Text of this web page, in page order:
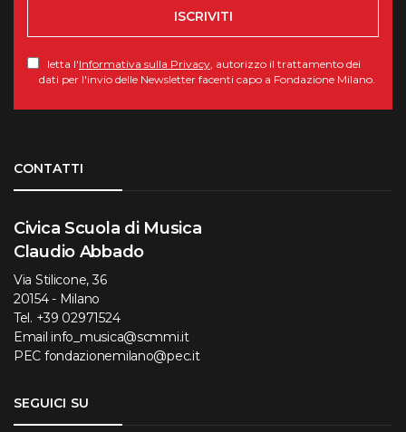
ISCRIVITI
letta l'Informativa sulla Privacy , autorizzo il trattamento dei
dati per l'invio delle Newsletter facenti capo a Fondazione Milano.
CONTATTI
Civica Scuola di Musica
Claudio Abbado
Via Stilicone, 36
20154 - Milano
Tel. +39 02971524
Email info_musica@scmmi.it
PEC fondazionemilano@pec.it
SEGUICI SU